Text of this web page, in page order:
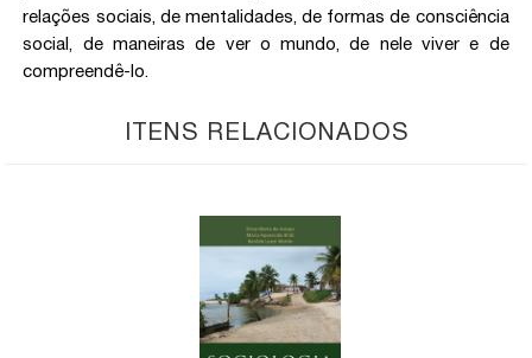
relações sociais, de mentalidades, de formas de consciência
social, de maneiras de ver o mundo, de nele viver e de
compreendê-lo.
ITENS RELACIONADOS